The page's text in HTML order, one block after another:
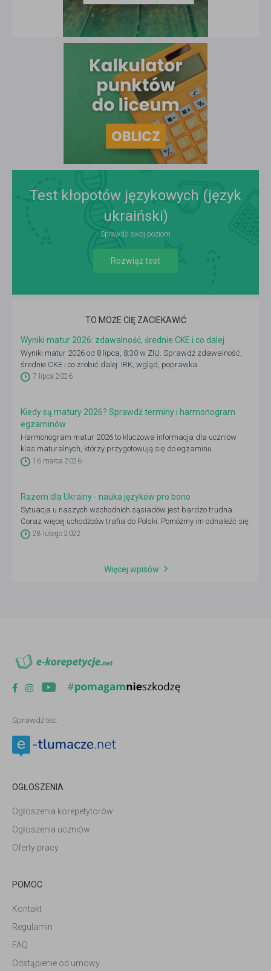
Test kłopotów językowych (język
ukraiński)
Sprawdź swój poziom
Rozwiąż test
TO MOŻE CIĘ ZACIEKAWIĆ
Wyniki matur 2026: zdawalność, średnie CKE i co dalej
Wyniki matur 2026 od 8 lipca, 8:30 w ZIU. Sprawdź zdawalność,
średnie CKE i co zrobić dalej: IRK, wgląd, poprawka.
7 lipca 2026
Kiedy są matury 2026? Sprawdź terminy i harmonogram
egzaminów
Harmonogram matur 2026 to kluczowa informacja dla uczniów
klas maturalnych, którzy przygotowują się do egzaminu
dojrzałości oraz planują rekrutację na studia.
16 marca 2026
Razem dla Ukrainy - nauka języków pro bono
Sytuacja u naszych wschodnich sąsiadów jest bardzo trudna.
Coraz więcej uchodźców trafia do Polski. Pomóżmy im odnaleźć się
u nas i przełamać bariery językowe.
28 lutego 2022
Więcej wpisów
Sprawdź też:
OGŁOSZENIA
Ogłoszenia korepetytorów
Ogłoszenia uczniów
Oferty pracy
POMOC
Kontakt
Regulamin
FAQ
Odstąpienie od umowy